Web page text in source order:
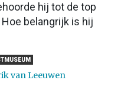
hij tot de top
belangrijk is hij
van Leeuwen